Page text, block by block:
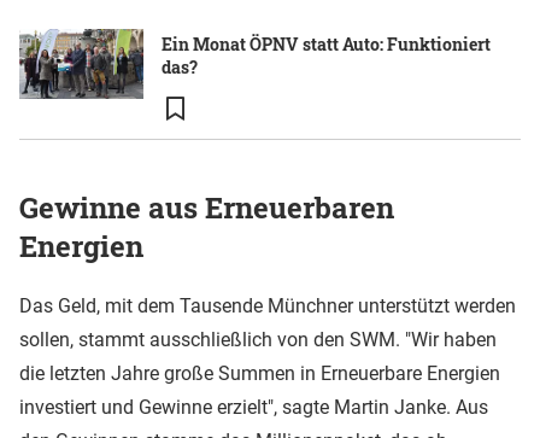
Ein Monat ÖPNV statt Auto: Funktioniert
das?
Gewinne aus Erneuerbaren
Energien
Das Geld, mit dem Tausende Münchner unterstützt werden
sollen, stammt ausschließlich von den SWM. "Wir haben
die letzten Jahre große Summen in Erneuerbare Energien
investiert und Gewinne erzielt", sagte Martin Janke. Aus